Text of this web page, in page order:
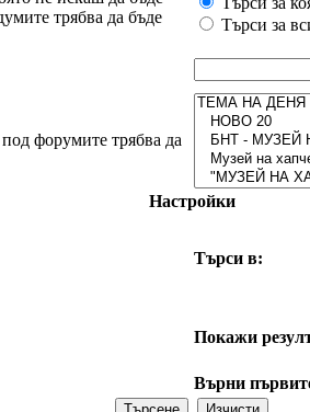
трябва да бъде
Търси за
форумите трябва да
Настройки
Търси в:
Покажи
Върни